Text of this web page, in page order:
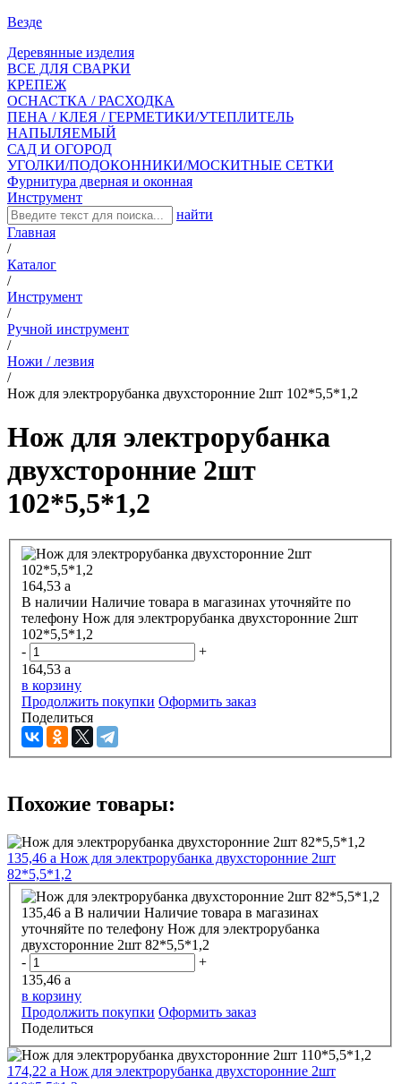
Везде
Деревянные изделия
ВСЕ ДЛЯ СВАРКИ
КРЕПЕЖ
ОСНАСТКА / РАСХОДКА
ПЕНА / КЛЕЯ / ГЕРМЕТИКИ/УТЕПЛИТЕЛЬ
НАПЫЛЯЕМЫЙ
САД И ОГОРОД
УГОЛКИ/ПОДОКОННИКИ/МОСКИТНЫЕ СЕТКИ
Фурнитура дверная и оконная
Инструмент
найти
Главная
/
Каталог
/
Инструмент
/
Ручной инструмент
/
Ножи / лезвия
/
Нож для электрорубанка двухсторонние 2шт 102*5,5*1,2
Нож для электрорубанка
двухсторонние 2шт
102*5,5*1,2
164,53 a
В наличии Наличие товара в магазинах уточняйте по
телефону Нож для электрорубанка двухсторонние 2шт
102*5,5*1,2
-
+
164,53 a
в корзину
Продолжить покупки Оформить заказ
Поделиться
Похожие товары:
135,46 a Нож для электрорубанка двухсторонние 2шт
82*5,5*1,2
135,46 a В наличии Наличие товара в магазинах
уточняйте по телефону Нож для электрорубанка
двухсторонние 2шт 82*5,5*1,2
-
+
135,46 a
в корзину
Продолжить покупки Оформить заказ
Поделиться
174,22 a Нож для электрорубанка двухсторонние 2шт